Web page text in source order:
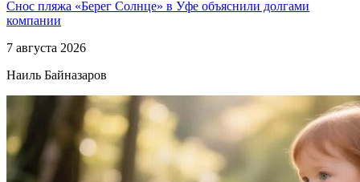
Снос пляжа «Берег Солнце» в Уфе объяснили долгами
компании
7 августа 2026
Наиль Байназаров